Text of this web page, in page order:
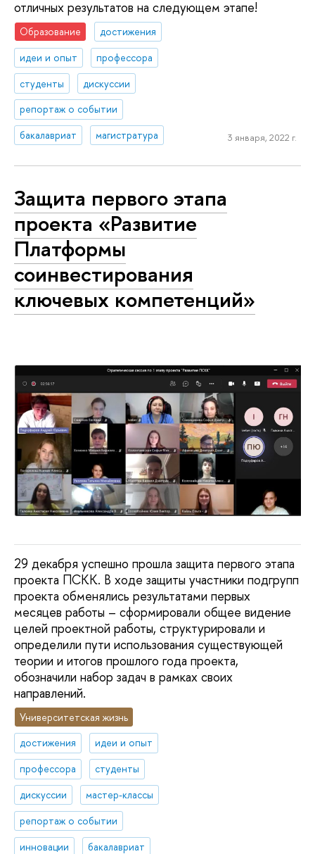
отличных результатов на следующем этапе!
Образование
достижения
идеи и опыт
профессора
студенты
дискуссии
репортаж о событии
бакалавриат
магистратура 3 января, 2022 г.
Защита первого этапа
проекта «Развитие
Платформы
соинвестирования
ключевых компетенций»
29 декабря успешно прошла защита первого этапа
проекта ПСКК. В ходе защиты участники подгрупп
проекта обменялись результатами первых
месяцев работы – сформировали общее видение
целей проектной работы, структурировали и
определили пути использования существующей
теории и итогов прошлого года проекта,
обозначили набор задач в рамках своих
направлений.
Университетская жизнь
достижения
идеи и опыт
профессора
студенты
дискуссии
мастер-классы
репортаж о событии
инновации
бакалавриат